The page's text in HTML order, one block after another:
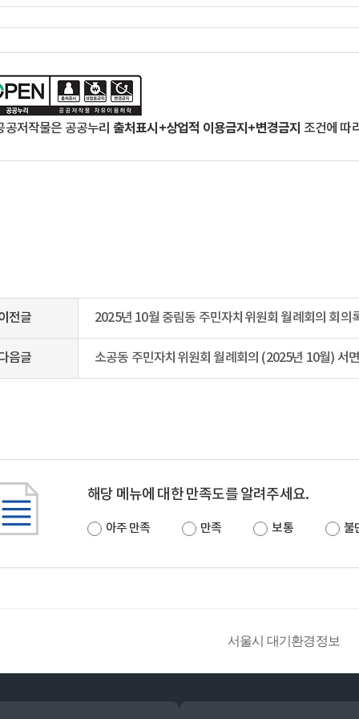
공저작물은 공공누리 출처표시+상업적 이용금지+변경금지 조건에 따
전글 2025년 10월 중림동 주민자치위원회 월례회의 회의
음글 소공동 주민자치위원회 월례회의 (2025년 10월) 서면
해당 메뉴에 대한 만족도를 알려주세요.
아주 만족 만족 보통 불
서울시 대기환경정보